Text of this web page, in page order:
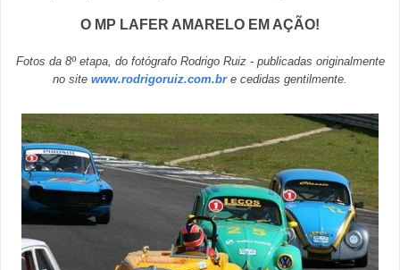
O MP LAFER AMARELO EM AÇÃO!
Fotos da 8º etapa, do fotógrafo Rodrigo Ruiz - publicadas originalmente
no site www.rodrigoruiz.com.bre cedidas gentilmente.